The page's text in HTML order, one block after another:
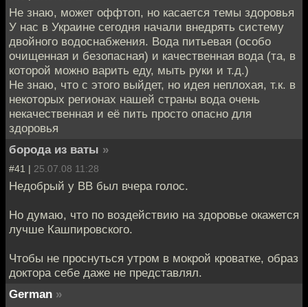
Не знаю, может оффтоп, но касается темы здоровья
У нас в Украине сегодня начали внедрять систему
двойного водоснабжения. Вода питьевая (особо
очищенная и безопасная) и качественная вода (та, в
которой можно варить еду, мыть руки и т.д.)
Не знаю, что с этого выйдет, но идея неплохая, т.к. в
некоторых регионах нашей страны вода очень
некачественная и её пить просто опасно для
здоровья
борода из ваты »
#41 | 25.07.08 11:28
Недобрый у ВВ был вчера голос.
Но думаю, что по воздействию на здоровье окажется
лучше Кашпировского.
Чтобы не проснуться утром в мокрой кроватке, образ
доктора себе даже не представлял.
German »